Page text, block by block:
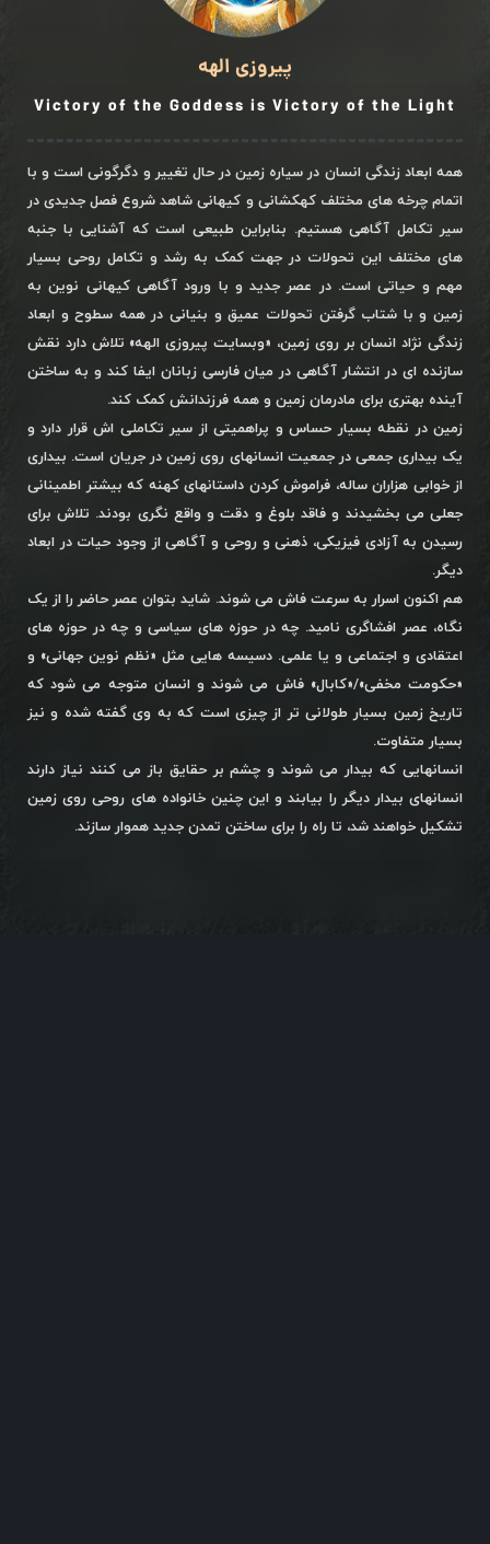
پیروزی الهه
Victory of the Goddess is Victory of the Light
همه ابعاد زندگی انسان در سیاره زمین در حال تغییر و دگرگونی است و با
اتمام چرخه های مختلف کهکشانی و کیهانی شاهد شروع فصل جدیدی در
سیر تکامل آگاهی هستیم. بنابراین طبیعی است که آشنایی با جنبه
های مختلف این تحولات در جهت کمک به رشد و تکامل روحی بسیار
مهم و حیاتی است. در عصر جدید و با ورود آگاهی کیهانی نوین به
زمین و با شتاب گرفتن تحولات عمیق و بنیانی در همه سطوح و ابعاد
زندگی نژاد انسان بر روی زمین، «وبسایت پیروزی الهه» تلاش دارد نقش
سازنده ای در انتشار آگاهی در میان فارسی زبانان ایفا کند و به ساختن
آینده بهتری برای مادرمان زمین و همه فرزندانش کمک کند.
زمین در نقطه بسیار حساس و پراهمیتی از سیر تکاملی اش قرار دارد و
یک بیداری جمعی در جمعیت انسانهای روی زمین در جریان است. بیداری
از خوابی هزاران ساله، فراموش کردن داستانهای کهنه که بیشتر اطمینانی
جعلی می بخشیدند و فاقد بلوغ و دقت و واقع نگری بودند. تلاش برای
رسیدن به آزادی فیزیکی، ذهنی و روحی و آگاهی از وجود حیات در ابعاد
دیگر.
هم اکنون اسرار به سرعت فاش می شوند. شاید بتوان عصر حاضر را از یک
نگاه، عصر افشاگری نامید. چه در حوزه های سیاسی و چه در حوزه های
اعتقادی و اجتماعی و یا علمی. دسیسه هایی مثل «نظم نوین جهانی» و
«حکومت مخفی»/«کابال» فاش می شوند و انسان متوجه می شود که
تاریخ زمین بسیار طولانی تر از چیزی است که به وی گفته شده و نیز
بسیار متفاوت.
انسانهایی که بیدار می شوند و چشم بر حقایق باز می کنند نیاز دارند
انسانهای بیدار دیگر را بیابند و این چنین خانواده های روحی روی زمین
تشکیل خواهند شد، تا راه را برای ساختن تمدن جدید هموار سازند.